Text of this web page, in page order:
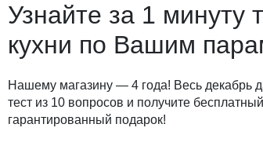
Узнайте за 1 минуту
кухни по Вашим
Нашему магазину — 4 года! Весь декабрь
тест из 10 вопросов и получите
гарантированный подарок!